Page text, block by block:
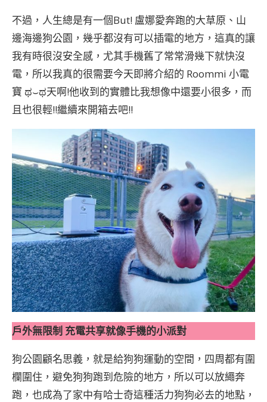
不過，人生總是有一個But! 盧娜愛奔跑的大草原、山
邊海邊狗公園，幾乎都沒有可以插電的地方，這真的讓
我有時很沒安全感，尤其手機舊了常常滑幾下就快沒
電，所以我真的很需要今天即將介紹的 Roommi 小電
寶 ಥ⌣ಥ天啊!他收到的實體比我想像中還要小很多，而
且也很輕!!繼續來開箱去吧!!
戶外無限制 充電共享就像手機的小派對
狗公園顧名思義，就是給狗狗運動的空間，四周都有圍
欄圍住，避免狗狗跑到危險的地方，所以可以放繩奔
跑，也成為了家中有哈士奇這種活力狗狗必去的地點，